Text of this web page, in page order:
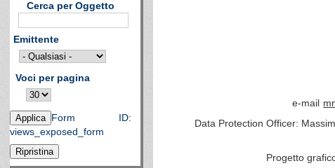
Cerca per Oggetto
Emittente
Voci per pagina
Form ID:
views_exposed_form
e-mail
Data Protection Officer:
Progetto